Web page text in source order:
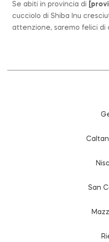
Se abiti in provincia di [
cucciolo di Shiba Inu
attenzione, saremo felici di
San